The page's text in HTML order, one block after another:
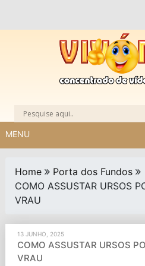
MENU
Home
Porta dos Fundos
COMO ASSUSTAR URSOS
VRAU
13 JUNHO, 2025
COMO ASSUSTAR URSOS
VRAU